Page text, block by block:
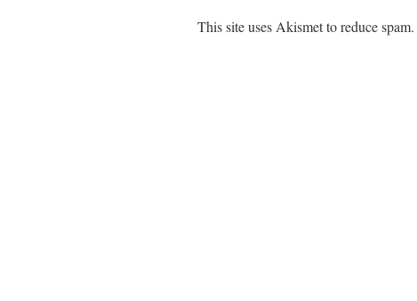
This site uses Akismet to reduce spam.